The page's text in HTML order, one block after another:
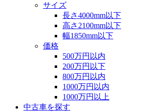
サイズ
長さ4000mm以下
高さ2100mm以下
幅1850mm以下
価格
500万円以内
200万円以下
800万円以内
1000万円以内
1000万円以上
中古車を探す